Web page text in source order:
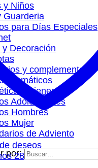
y Niños
Guarderia
para Días Especiales
y Decoración
y complementos
Temáticos
y Bienestar
Adolescentes
Hombres
Mujer
de Adviento
por:
deseos